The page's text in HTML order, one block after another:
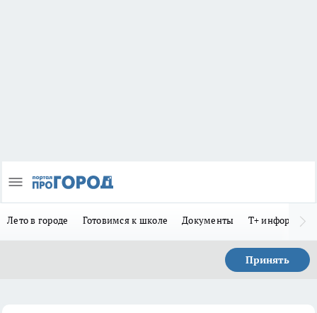
Лето в городе Готовимся к школе Документы Т+
Принять